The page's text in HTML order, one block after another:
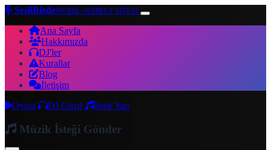
SesliBizdeMOBİL SOHBET SİTESİ
Ana Sayfa
Hakkımızda
DJ'ler
Kurallar
Blog
İletişim
Oynat
DJ Girişi İstek Yap
Müzik İsteği Gönder